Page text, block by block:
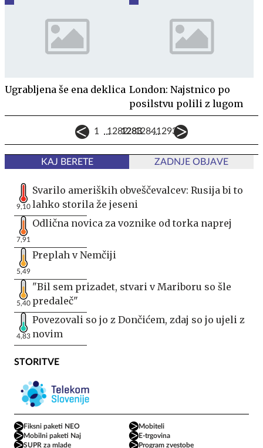
Ugrabljena še ena deklica London: Najstnico po
posilstvu polili z lugom
1 ...128212831284...1293
KAJ BERETE ZADNJE OBJAVE
9,10
Svarilo ameriških obveščevalcev: Rusija bi to
lahko storila že jeseni
7,91
Odlična novica za voznike od torka naprej
5,49
Preplah v Nemčiji
5,40
"Bil sem prizadet, stvari v Mariboru so šle
predaleč"
4,83
Povezovali so jo z Dončićem, zdaj so jo ujeli z
novim
STORITVE
Fiksni paketi NEO
Mobiteli
Mobilni paketi Naj
E-trgovina
SUPR za mlade
Program zvestobe